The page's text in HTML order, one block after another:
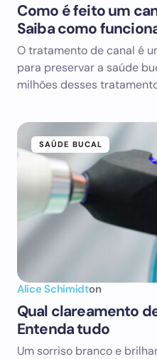
Como é feito um
Saiba como
O tratamento de canal é
para preservar a saúde
milhões desses
SAÚDE BUCAL
Alice Schimidton
Qual clareamento
Entenda tudo
Um sorriso branco e